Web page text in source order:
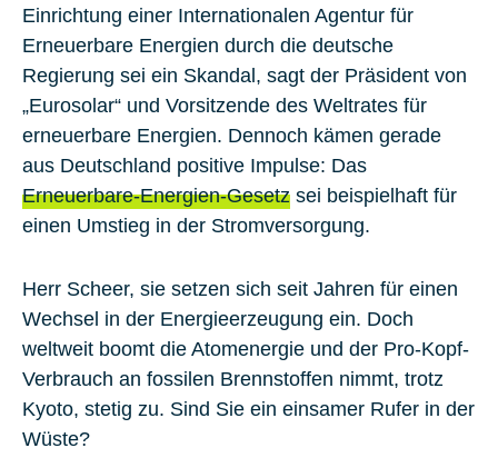
Einrichtung einer Internationalen Agentur für
Erneuerbare Energien durch die deutsche
Regierung sei ein Skandal, sagt der Präsident von
„Eurosolar“ und Vorsitzende des Weltrates für
erneuerbare Energien. Dennoch kämen gerade
aus Deutschland positive Impulse: Das
Erneuerbare-Energien-Gesetz sei beispielhaft für
einen Umstieg in der Stromversorgung.
Herr Scheer, sie setzen sich seit Jahren für einen
Wechsel in der Energieerzeugung ein. Doch
weltweit boomt die Atomenergie und der Pro-Kopf-
Verbrauch an fossilen Brennstoffen nimmt, trotz
Kyoto, stetig zu. Sind Sie ein einsamer Rufer in der
Wüste?